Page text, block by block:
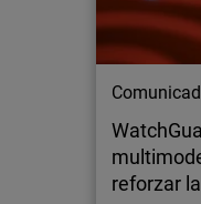
reforzar